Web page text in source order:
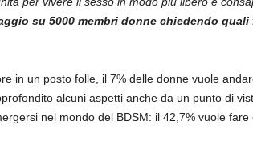
su 5000 membri donne chiedendo
in un posto folle, il 7% delle donne vuole
alcuni aspetti anche da un punto di
nel mondo del BDSM: il 42,7% vuole